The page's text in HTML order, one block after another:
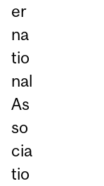
er
na
tio
nal
As
so
cia
tio